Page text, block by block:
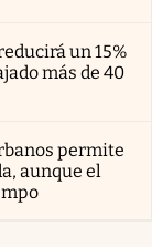
un 15%
más de 40
permite
aunque el